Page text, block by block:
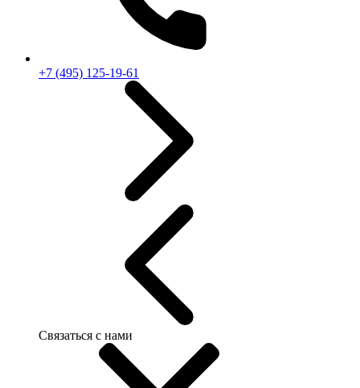
+7 (495) 125-19-61
Связаться с нами